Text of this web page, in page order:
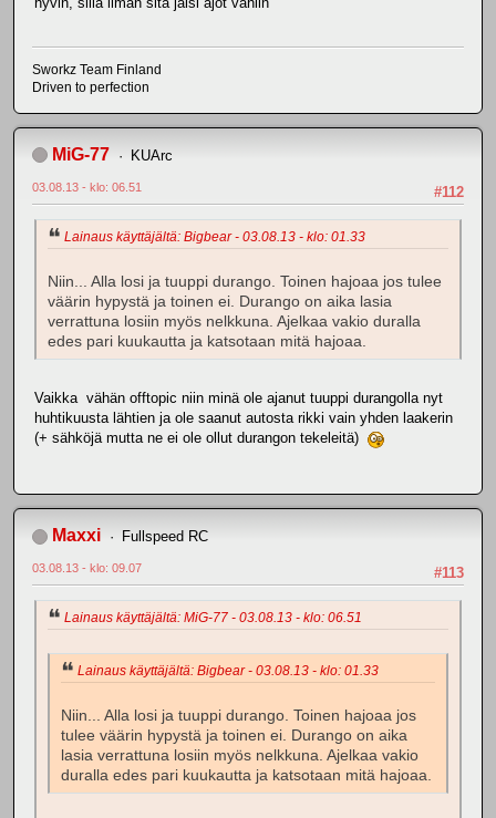
Sworkz Team Finland
Driven to perfection
MiG-77 KUArc
#112
03.08.13 - klo: 06.51
Lainaus käyttäjältä: Bigbear - 03.08.13 - klo: 01.33
Niin... Alla losi ja tuuppi durango. Toinen hajoaa jos tulee
väärin hypystä ja toinen ei. Durango on aika lasia
verrattuna losiin myös nelkkuna. Ajelkaa vakio duralla
edes pari kuukautta ja katsotaan mitä hajoaa.
Vaikka vähän offtopic niin minä ole ajanut tuuppi durangolla nyt
huhtikuusta lähtien ja ole saanut autosta rikki vain yhden laakerin
(+ sähköjä mutta ne ei ole ollut durangon tekeleitä)
Maxxi Fullspeed RC
#113
03.08.13 - klo: 09.07
Lainaus käyttäjältä: MiG-77 - 03.08.13 - klo: 06.51
Lainaus käyttäjältä: Bigbear - 03.08.13 - klo: 01.33
Niin... Alla losi ja tuuppi durango. Toinen hajoaa jos
tulee väärin hypystä ja toinen ei. Durango on aika
lasia verrattuna losiin myös nelkkuna. Ajelkaa vakio
duralla edes pari kuukautta ja katsotaan mitä hajoaa.